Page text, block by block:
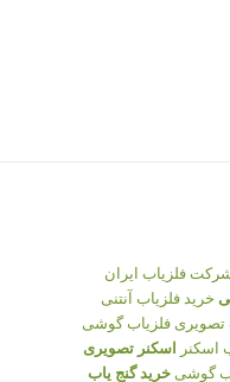
فلزیاب ایران
خرید فلزیاب آنتنی
تصویری فلزیاب گوشی
اسکنر
اسکنر تصویری
گوشی خرید گنج یاب